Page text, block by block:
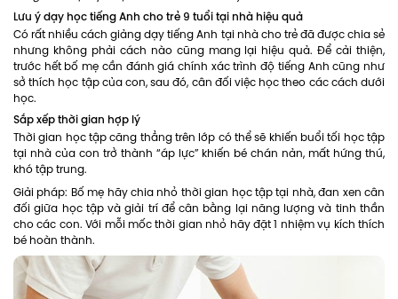
Lưu ý dạy học tiếng Anh cho trẻ 9 tuổi tại nhà hiệu quả
Có rất nhiều cách giảng dạy tiếng Anh tại nhà cho trẻ đã được chia sẻ
nhưng không phải cách nào cũng mang lại hiệu quả. Để cải thiện,
trước hết bố mẹ cần đánh giá chính xác trình độ tiếng Anh cũng như
sở thích học tập của con, sau đó, cân đối việc học theo các cách dưới
học.
Sắp xếp thời gian hợp lý
Thời gian học tập căng thẳng trên lớp có thể sẽ khiến buổi tối học tập
tại nhà của con trở thành “áp lực” khiến bé chán nản, mất hứng thú,
khó tập trung.
Giải pháp: Bố mẹ hãy chia nhỏ thời gian học tập tại nhà, đan xen cân
đối giữa học tập và giải trí để cân bằng lại năng lượng và tinh thần
cho các con. Với mỗi mốc thời gian nhỏ hãy đặt 1 nhiệm vụ kích thích
bé hoàn thành.